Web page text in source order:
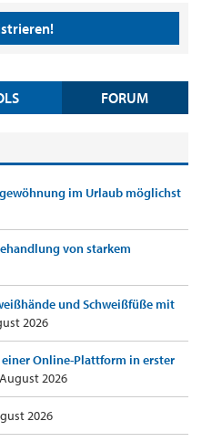
FORUM
im Urlaub möglichst
von starkem
und Schweißfüße mit
2026
Online-Plattform in erster
2026
2026